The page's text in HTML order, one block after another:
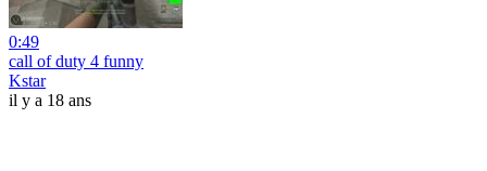
0:49
call of duty 4 funny
Kstar
il y a 18 ans